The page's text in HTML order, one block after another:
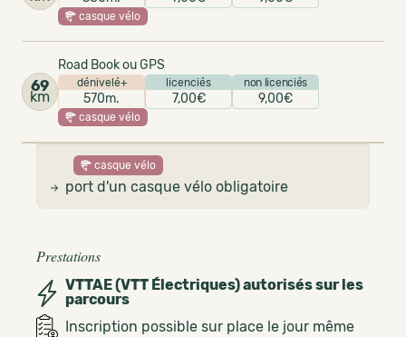
casque vélo
69
km
Road Book ou GPS
dénivelé+
570m.
licenciés
7,00€
non licenciés
9,00€
casque vélo
casque vélo
port d'un casque vélo obligatoire
Prestations
VTTAE (VTT Électriques) autorisés sur les
parcours
Inscription possible sur place le jour même